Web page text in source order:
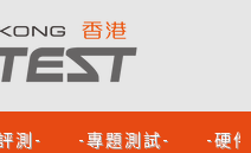
測- -專題測試- -硬